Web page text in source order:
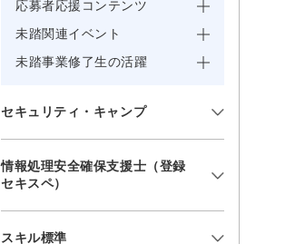
応募者応援コンテンツ
未踏関連イベント
未踏事業修了生の活躍
セキュリティ・キャンプ
情報処理安全確保支援士（登録
セキスペ）
スキル標準